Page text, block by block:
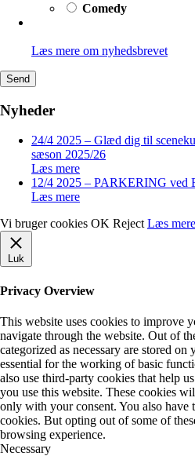
Comedy
Læs mere om nyhedsbrevet
Send
Nyheder
24/4 2025 – Glæd dig til
sæson 2025/26
Læs mere
12/4 2025 – PARKERING ved
Læs mere
Vi bruger cookies OK Reject Læs mere
Luk
Privacy Overview
This website uses cookies to improve
navigate through the website. Out of
categorized as necessary are stored on
essential for the working of basic
also use third-party cookies that help
you use this website. These cookies
only with your consent. You also have
cookies. But opting out of some of
browsing experience.
Necessary